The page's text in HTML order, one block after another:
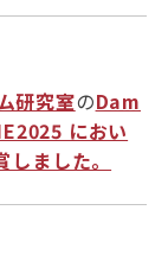
研究室のDam
におい
ました。